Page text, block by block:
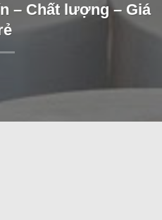
– Chất lượng – Giá